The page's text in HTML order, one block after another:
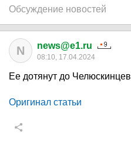
Обсуждение новостей
N news@e1.ru
08:10, 17.04.2024
Ее дотянут до Челюскинцев
Оригинал статьи